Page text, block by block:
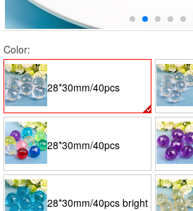
Color:
28*30mm/40pcs
transparent color
28*30mm/40pcs
random mixed color
28*30mm/40pcs bright